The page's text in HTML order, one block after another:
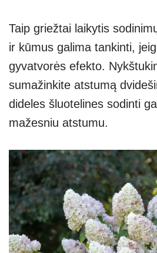
Taip griežtai laikytis
ir kūmus galima tankinti,
gyvatvorės efekto.
sumažinkite atstumą
dideles šluotelines sodinti
mažesniu atstumu.